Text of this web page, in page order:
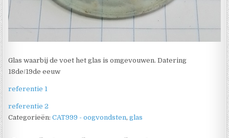
Glas waarbij de voet het glas is omgevouwen. Datering
18de/19de eeuw
referentie 1
referentie 2
Categorieën:CAT999 - oogvondsten,glas